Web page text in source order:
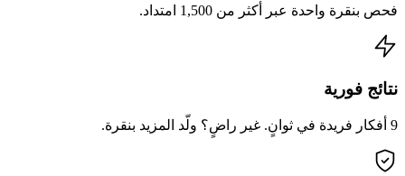
فحص بنقرة واحدة عبر أكثر من 1,500 امتداد.
نتائج فورية
9 أفكار فريدة في ثوانٍ. غير راضٍ؟ ولّد المزيد بنقرة.